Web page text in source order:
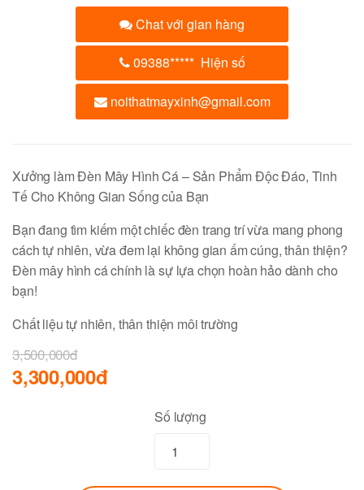
Chat với gian hàng
09388***** Hiện số
noithatmayxinh@gmail.com
Xưởng làm Đèn Mây Hình Cá – Sản Phẩm Độc Đáo, Tinh
Tế Cho Không Gian Sống của Bạn
Bạn đang tìm kiếm một chiếc đèn trang trí vừa mang phong
cách tự nhiên, vừa đem lại không gian ấm cúng, thân thiện?
Đèn mây hình cá chính là sự lựa chọn hoàn hảo dành cho
bạn!
Chất liệu tự nhiên, thân thiện môi trường
3,500,000đ
3,300,000đ
Số lượng